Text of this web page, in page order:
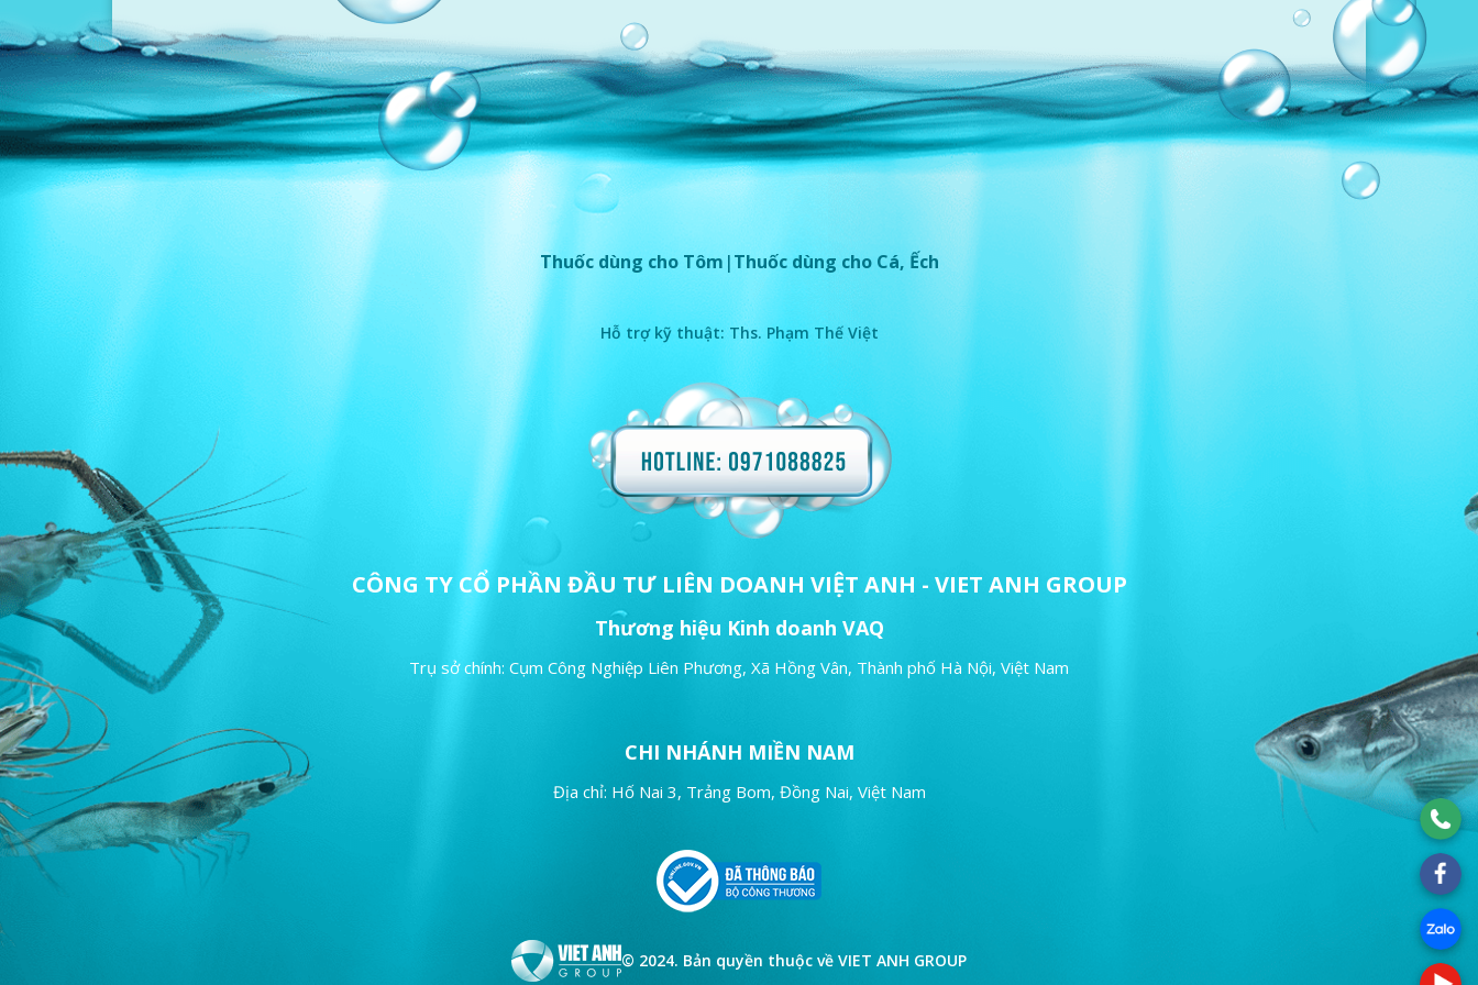
Thuốc dùng cho Tôm |Thuốc dùng cho Cá, Ếch
Hỗ trợ kỹ thuật: Ths. Phạm Thế Việt
CÔNG TY CỔ PHẦN ĐẦU TƯ LIÊN DOANH VIỆT ANH - VIET ANH GROUP
Thương hiệu Kinh doanh VAQ
Trụ sở chính: Cụm Công Nghiệp Liên Phương, Xã Hồng Vân, Thành phố Hà Nội, Việt Nam
CHI NHÁNH MIỀN NAM
Địa chỉ: Hố Nai 3, Trảng Bom, Đồng Nai, Việt Nam
© 2024. Bản quyền thuộc về VIET ANH GROUP